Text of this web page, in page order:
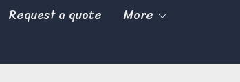
Request a quote More